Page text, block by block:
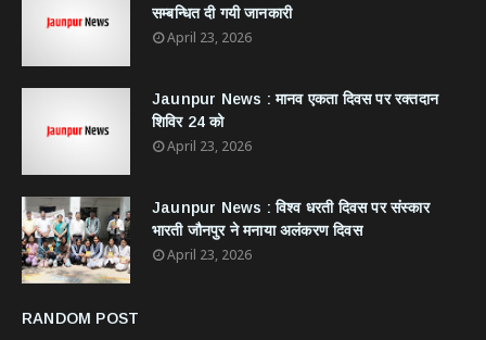
सम्बन्धित दी गयी जानकारी
April 23, 2026
Jaunpur News : ​मानव एकता दिवस पर रक्तदान
शिविर 24 को
April 23, 2026
Jaunpur News : विश्व धरती दिवस पर संस्कार
भारती जौनपुर ने मनाया अलंकरण दिवस
April 23, 2026
RANDOM POST